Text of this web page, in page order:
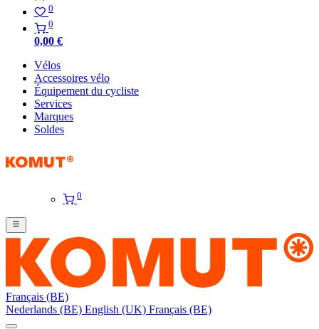
0
0
0,00 €
Vélos
Accessoires vélo
Équipement du cycliste
Services
Marques
Soldes
0
Français (BE)
Nederlands (BE) English (UK) Français (BE)